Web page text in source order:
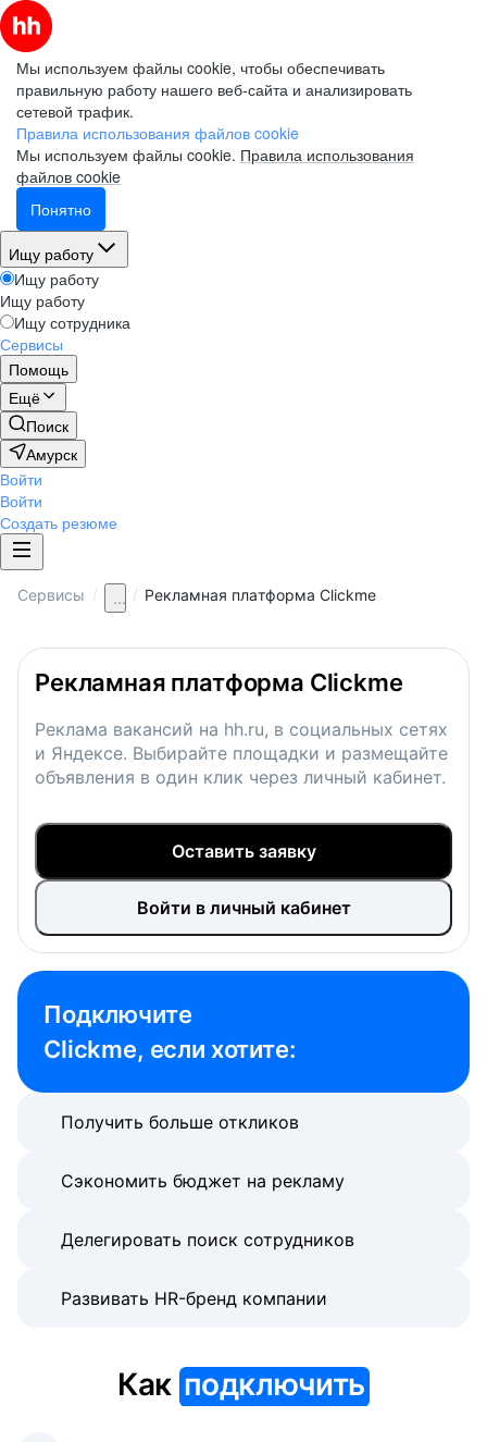
Мы используем файлы cookie, чтобы обеспечивать
правильную работу нашего веб-сайта и анализировать
сетевой трафик.
Правила использования файлов cookie
Мы используем файлы cookie. Правила использования
файлов cookie
Понятно
Ищу работу
Ищу работу
Ищу работу
Ищу сотрудника
Сервисы
Помощь
Ещё
Поиск
Амурск
Войти
Войти
Создать резюме
Сервисы / ... / Рекламная платформа Clickme
Рекламная платформа Clickme
Реклама вакансий на hh.ru, в социальных сетях
и Яндексе. Выбирайте площадки и размещайте
объявления в один клик через личный кабинет.
Оставить заявку
Войти в личный кабинет
Подключите
Clickme, если хотите:
Получить больше откликов
Сэкономить бюджет на рекламу
Делегировать поиск сотрудников
Развивать HR-бренд компании
Как подключить